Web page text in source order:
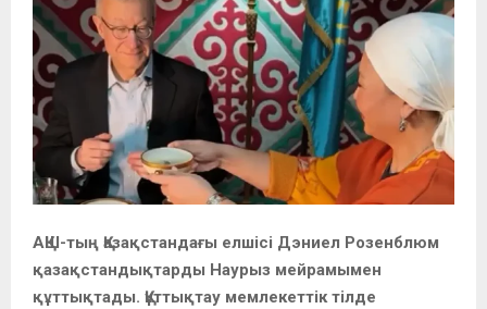
АҚШ-тың Қазақстандағы елшісі Дэниел Розенблюм
қазақстандықтарды Наурыз мейрамымен
құттықтады. Құттықтау мемлекеттік тілде